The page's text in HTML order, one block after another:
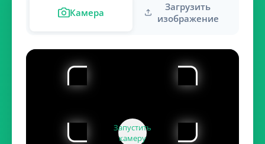
Камера
Загрузить
изображение
Запустить
камеру